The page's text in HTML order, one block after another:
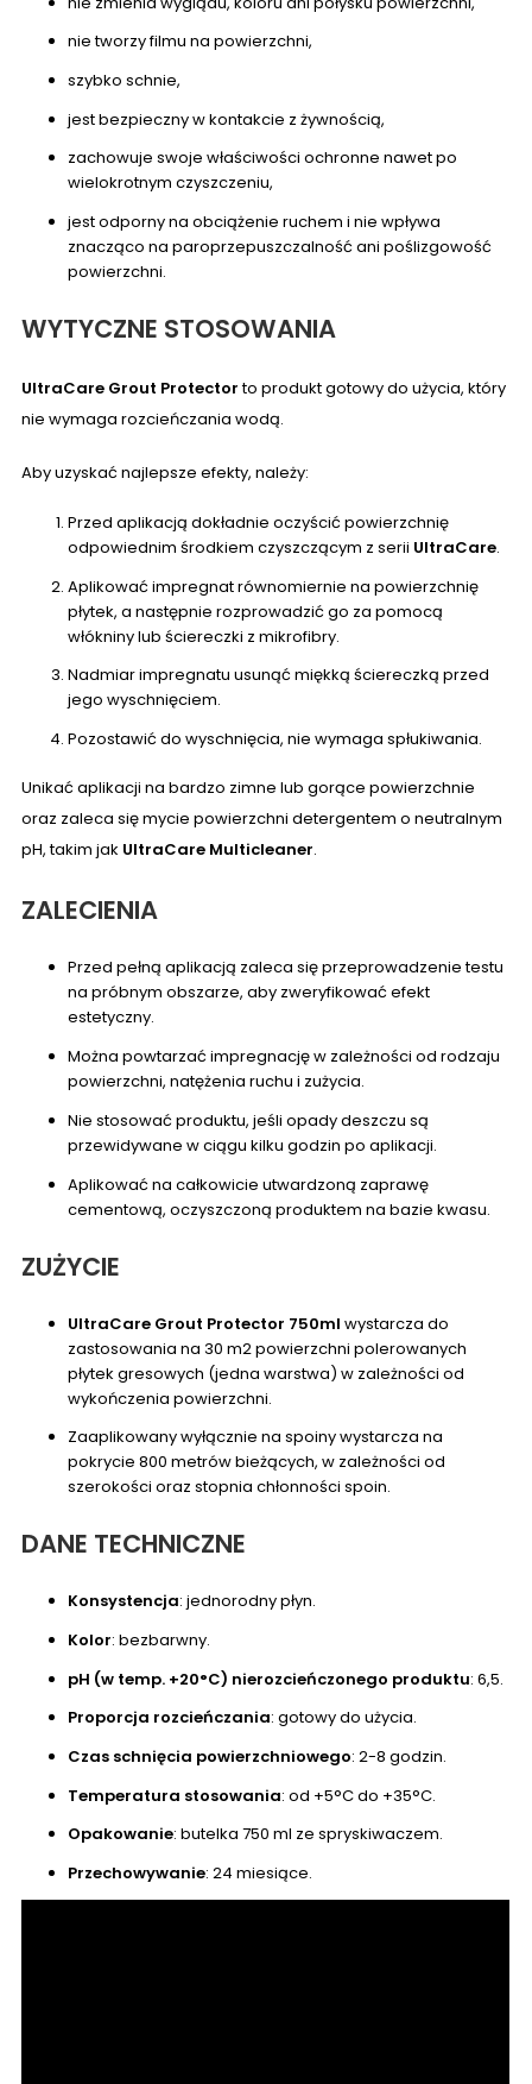
nie tworzy filmu na powierzchni,
szybko schnie,
jest bezpieczny w kontakcie z żywnością,
zachowuje swoje właściwości ochronne nawet po
wielokrotnym czyszczeniu,
jest odporny na obciążenie ruchem i nie wpływa
znacząco na paroprzepuszczalność ani poślizgowość
powierzchni.
WYTYCZNE STOSOWANIA
UltraCare Grout Protectorto produkt gotowy do użycia, który
nie wymaga rozcieńczania wodą.
Aby uzyskać najlepsze efekty, należy:
Przed aplikacją dokładnie oczyścić powierzchnię
odpowiednim środkiem czyszczącym z serii UltraCare.
Aplikować impregnat równomiernie na powierzchnię
płytek, a następnie rozprowadzić go za pomocą
włókniny lub ściereczki z mikrofibry.
Nadmiar impregnatu usunąć miękką ściereczką przed
jego wyschnięciem.
Pozostawić do wyschnięcia, nie wymaga spłukiwania.
Unikać aplikacji na bardzo zimne lub gorące powierzchnie
oraz zaleca się mycie powierzchni detergentem o neutralnym
pH, takim jak UltraCare Multicleaner.
ZALECIENIA
Przed pełną aplikacją zaleca się przeprowadzenie testu
na próbnym obszarze, aby zweryfikować efekt
estetyczny.
Można powtarzać impregnację w zależności od rodzaju
powierzchni, natężenia ruchu i zużycia.
Nie stosować produktu, jeśli opady deszczu są
przewidywane w ciągu kilku godzin po aplikacji.
Aplikować na całkowicie utwardzoną zaprawę
cementową, oczyszczoną produktem na bazie kwasu.
ZUŻYCIE
UltraCare Grout Protector 750ml wystarcza do
zastosowania na 30 m2 powierzchni polerowanych
płytek gresowych (jedna warstwa) w zależności od
wykończenia powierzchni.
Zaaplikowany wyłącznie na spoiny wystarcza na
pokrycie 800 metrów bieżących, w zależności od
szerokości oraz stopnia chłonności spoin.
DANE TECHNICZNE
Konsystencja: jednorodny płyn.
Kolor: bezbarwny.
pH (w temp. +20°C) nierozcieńczonego produktu: 6,5.
Proporcja rozcieńczania: gotowy do użycia.
Czas schnięcia powierzchniowego: 2-8 godzin.
Temperatura stosowania: od +5°C do +35°C.
Opakowanie: butelka 750 ml ze spryskiwaczem.
Przechowywanie: 24 miesiące.